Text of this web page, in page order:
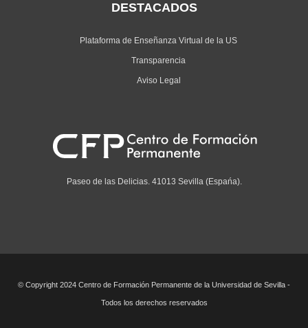
DESTACADOS
Plataforma de Enseñanza Virtual de la US
Transparencia
Aviso Legal
Paseo de las Delicias. 41013 Sevilla (Espańa).
© Copyright 2024 Centro de Formación Permanente de la Universidad de Sevilla -
Todos los derechos reservados